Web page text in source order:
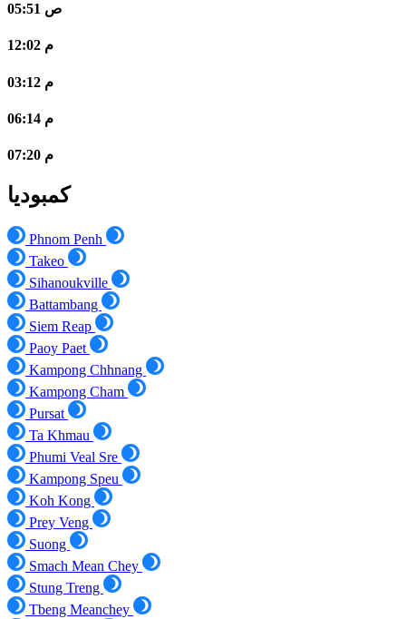
05:51 ص
12:02 م
03:12 م
06:14 م
07:20 م
كمبوديا
Phnom Penh
Takeo
Sihanoukville
Battambang
Siem Reap
Paoy Paet
Kampong Chhnang
Kampong Cham
Pursat
Ta Khmau
Phumi Veal Sre
Kampong Speu
Koh Kong
Prey Veng
Suong
Smach Mean Chey
Stung Treng
Tbeng Meanchey